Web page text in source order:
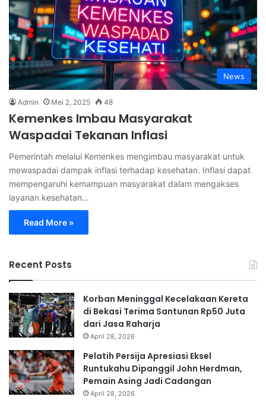
News
Admin Mei 2, 2025 48
Kemenkes Imbau Masyarakat
Waspadai Tekanan Inflasi
Pemerintah melalui Kemenkes mengimbau masyarakat untuk
mewaspadai dampak inflasi terhadap kesehatan. Inflasi dapat
mempengaruhi kemampuan masyarakat dalam mengakses
layanan kesehatan…
Read More »
Recent Posts
Korban Meninggal Kecelakaan Kereta
di Bekasi Terima Santunan Rp50 Juta
dari Jasa Raharja
April 28, 2026
Pelatih Persija Apresiasi Eksel
Runtukahu Dipanggil John Herdman,
Pemain Asing Jadi Cadangan
April 28, 2026